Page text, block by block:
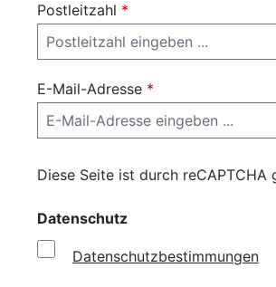
Postleitzahl *
E-Mail-Adresse *
Diese Seite ist durch
Datenschutz
Datenschutzbestimmungen